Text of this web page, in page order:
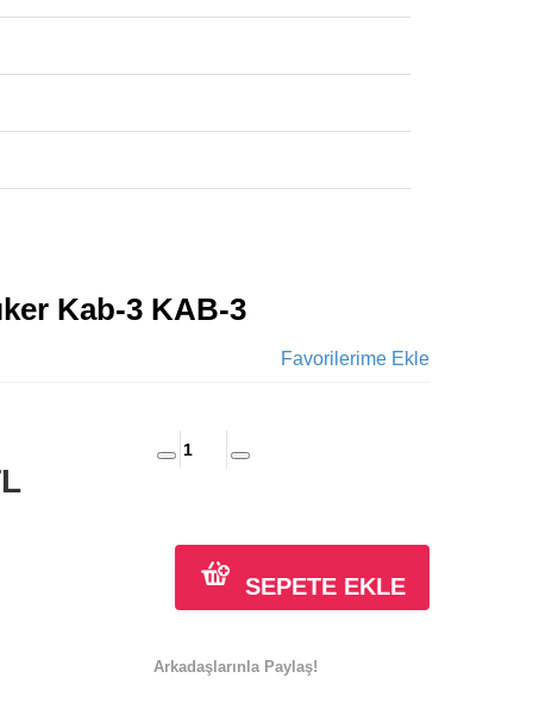
Kab-3 KAB-3
Favorilerime Ekle
SEPETE EKLE
Arkadaşlarınla Paylaş!